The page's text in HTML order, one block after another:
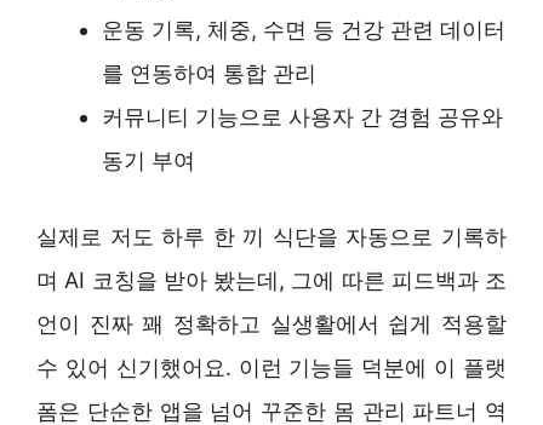
운동 기록, 체중, 수면 등 건강 관련 데이터
를 연동하여 통합 관리
커뮤니티 기능으로 사용자 간 경험 공유와
동기 부여
실제로 저도 하루 한 끼 식단을 자동으로 기록하
며 AI 코칭을 받아 봤는데, 그에 따른 피드백과 조
언이 진짜 꽤 정확하고 실생활에서 쉽게 적용할
수 있어 신기했어요. 이런 기능들 덕분에 이 플랫
폼은 단순한 앱을 넘어 꾸준한 몸 관리 파트너 역